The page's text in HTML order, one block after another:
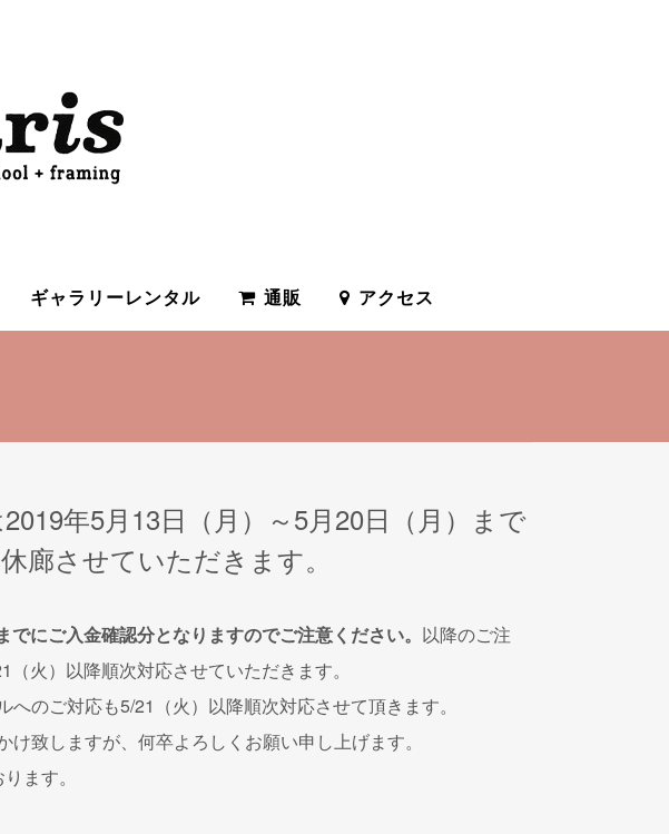
ギャラリーレンタル 通販 アクセス
年5月13日（月）～5月20日（月）まで
廊させていただきます。
にご入金確認分となりますのでご注意ください。 以降のご注
火）以降順次対応させていただきます。
のご対応も5/21（火）以降順次対応させて頂きます。
致しますが、何卒よろしくお願い申し上げます。
ます。